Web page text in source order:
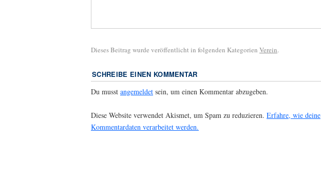
Dieses Beitrag wurde veröffentlicht in folgenden Kategorien Verein.
SCHREIBE EINEN KOMMENTAR
Du musst angemeldet sein, um einen Kommentar abzugeben.
Diese Website verwendet Akismet, um Spam zu reduzieren. Erfahre, wie deine
Kommentardaten verarbeitet werden.